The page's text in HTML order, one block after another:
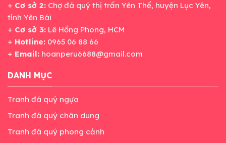
+ Cơ sở 2: Chợ đá quý thị trấn Yên Thế, huyện Lục Yên,
tỉnh Yên Bái
+ Cơ sở 3: Lê Hồng Phong, HCM
+ Hotline: 0965 06 88 66
+ Email: hoanperu6688@gmail.com
DANH MỤC
Tranh đá quý ngựa
Tranh đá quý chân dung
Tranh đá quý phong cảnh